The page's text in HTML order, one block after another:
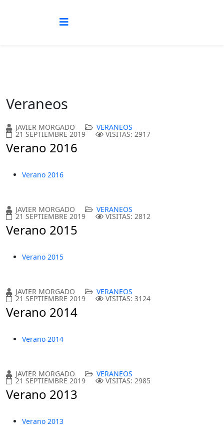
Veraneos
JAVIER MORGADO VERANEOS
21 SEPTIEMBRE 2019 VISITAS: 2917
Verano 2016
Verano 2016
JAVIER MORGADO VERANEOS
21 SEPTIEMBRE 2019 VISITAS: 2812
Verano 2015
Verano 2015
JAVIER MORGADO VERANEOS
21 SEPTIEMBRE 2019 VISITAS: 3124
Verano 2014
Verano 2014
JAVIER MORGADO VERANEOS
21 SEPTIEMBRE 2019 VISITAS: 2985
Verano 2013
Verano 2013